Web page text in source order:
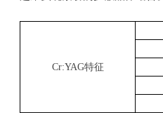
Cr:YAG特征